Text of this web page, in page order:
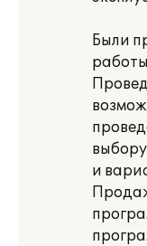
Были
работы
и